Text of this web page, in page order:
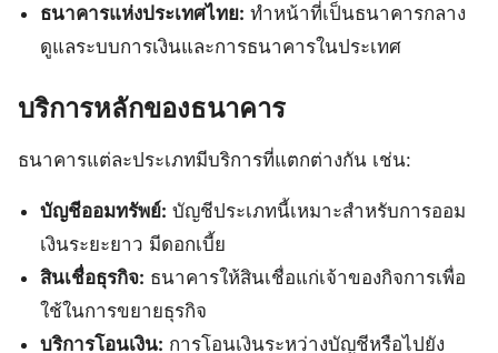
ธนาคารแห่งประเทศไทย: ทำหน้าที่เป็นธนาคารกลาง
ดูแลระบบการเงินและการธนาคารในประเทศ
บริการหลักของธนาคาร
ธนาคารแต่ละประเภทมีบริการที่แตกต่างกัน เช่น:
บัญชีออมทรัพย์: บัญชีประเภทนี้เหมาะสำหรับการออม
เงินระยะยาว มีดอกเบี้ย
สินเชื่อธุรกิจ: ธนาคารให้สินเชื่อแก่เจ้าของกิจการเพื่อ
ใช้ในการขยายธุรกิจ
บริการโอนเงิน: การโอนเงินระหว่างบัญชีหรือไปยัง